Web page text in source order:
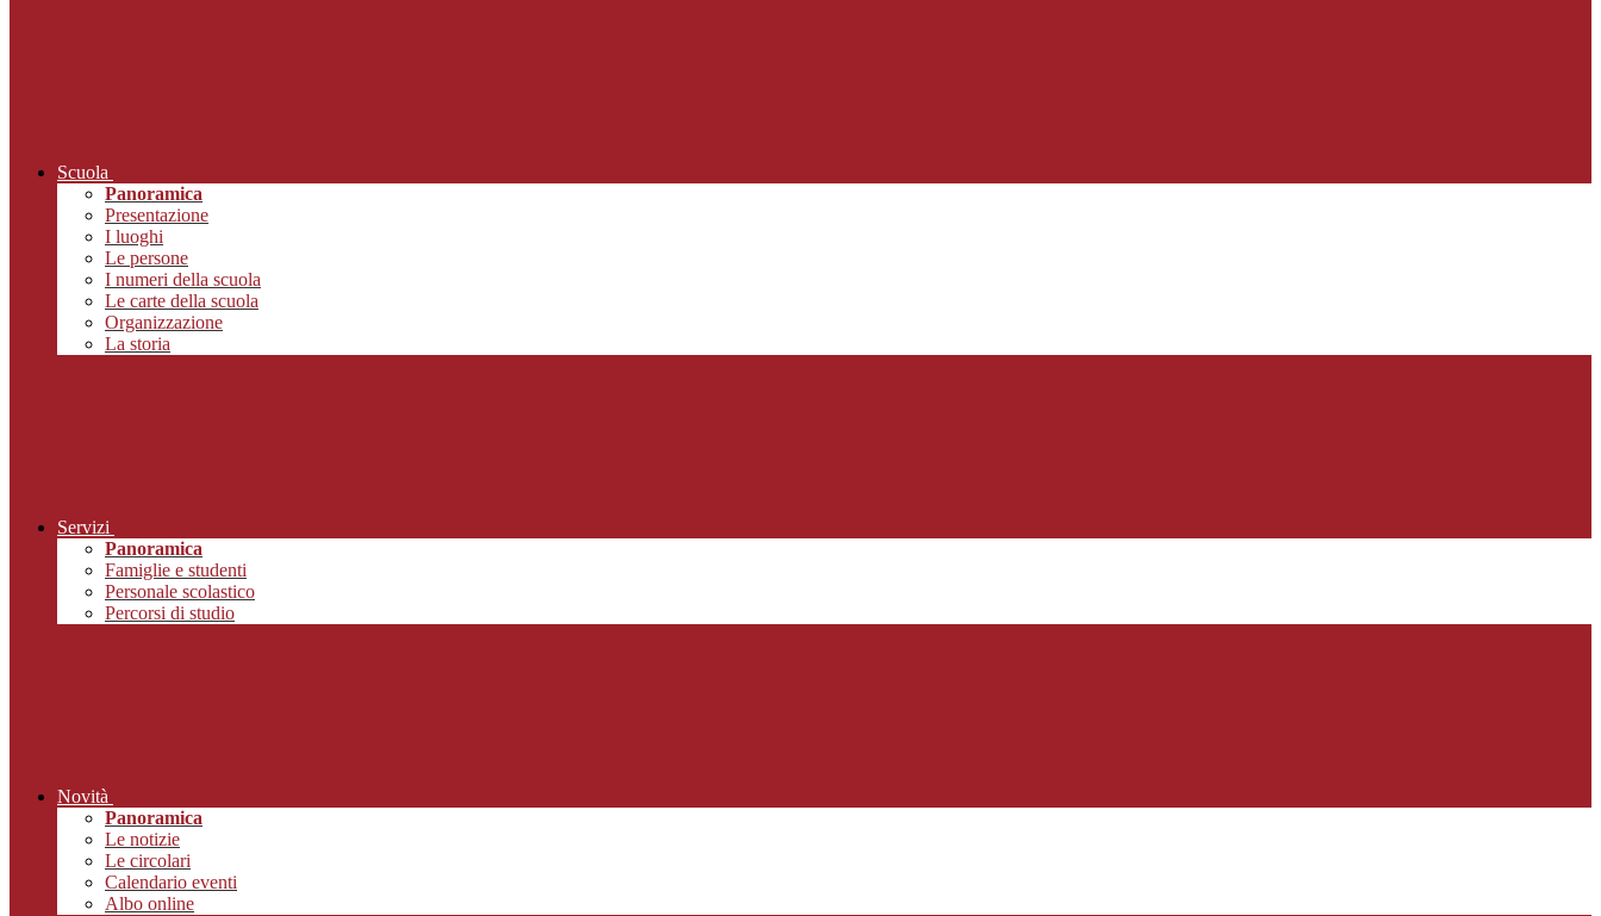
Scuola
Panoramica
Presentazione
I luoghi
Le persone
I numeri della scuola
Le carte della scuola
Organizzazione
La storia
Servizi
Panoramica
Famiglie e studenti
Personale scolastico
Percorsi di studio
Novità
Panoramica
Le notizie
Le circolari
Calendario eventi
Albo online